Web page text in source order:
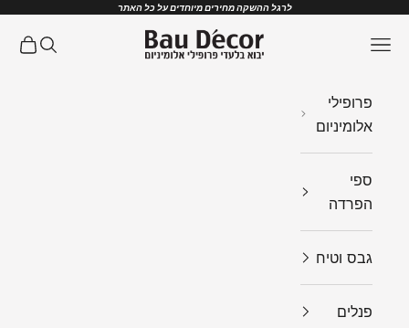
לרגל ההשקה מחירים מיוחדים על כל האתר
Bau Decor תפריט חיפושעגלת
פרופילי
אלומיניום
ספי
הפרדה
גבס וטיח
פנלים